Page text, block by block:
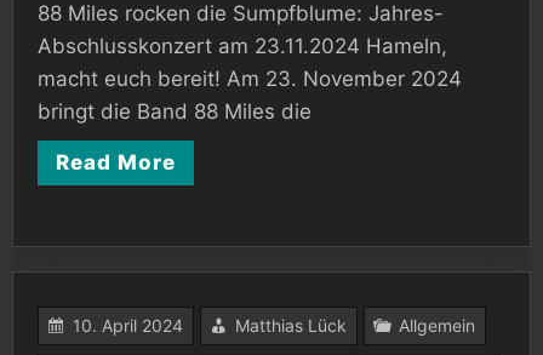
88 Miles rocken die Sumpfblume: Jahres-
Abschlusskonzert am 23.11.2024 Hameln,
macht euch bereit! Am 23. November 2024
bringt die Band 88 Miles die
Read More
10. April 2024 Matthias Lück Allgemein